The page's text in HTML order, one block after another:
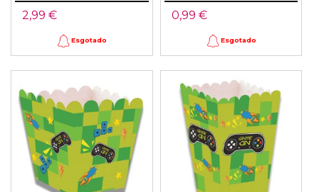
2,99 €
Esgotado
0,99 €
Esgotado